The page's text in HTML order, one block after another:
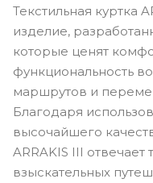
Текстильная куртка
изделие,
которые ценят
функциональность
маршрутов и
Благодаря
высочайшего
ARRAKIS III
взыскательных